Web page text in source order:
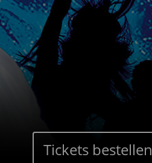
Tickets bestellen